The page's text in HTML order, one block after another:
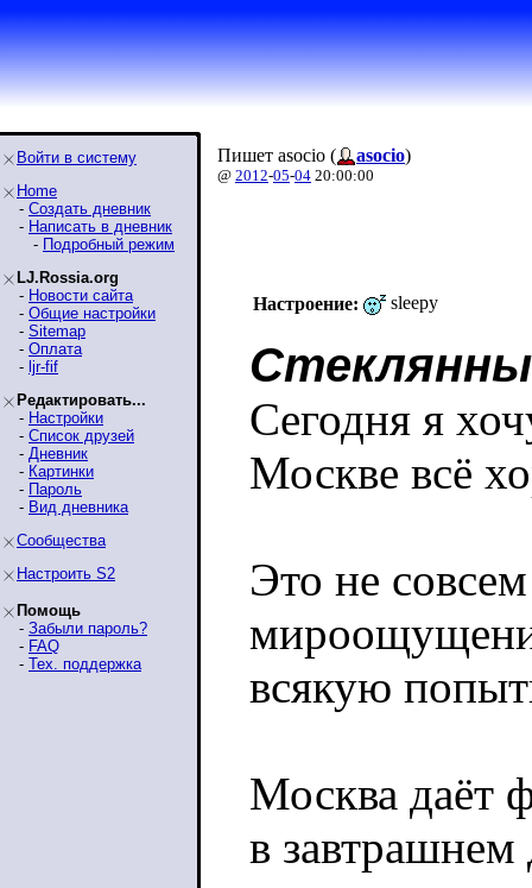
Войти в систему
Home
- Создать дневник
- Написать в дневник
- Подробный режим
LJ.Rossia.org
- Новости сайта
- Общие настройки
- Sitemap
- Оплата
- ljr-fif
Редактировать...
- Настройки
- Список друзей
- Дневник
- Картинки
- Пароль
- Вид дневника
Сообщества
Настроить S2
Помощь
- Забыли пароль?
- FAQ
- Тех. поддержка
Пишет asocio ( asocio)
@ 2012-05-04 20:00:00
Настроение: sleepy
Сегодня я
Москве всё
Это не
всякую
Москва даёт
в